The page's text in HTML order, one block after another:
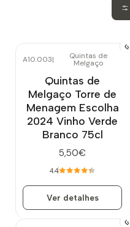
Esgotado
A10.003| Quintas de
Melgaço
Quintas de
Melgaço Torre de
Menagem Escolha
2024 Vinho Verde
Branco 75cl
5,50€
4.4
Ver detalhes